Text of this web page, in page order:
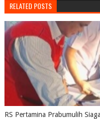
RELATED POSTS
RS Pertamina Prabumulih